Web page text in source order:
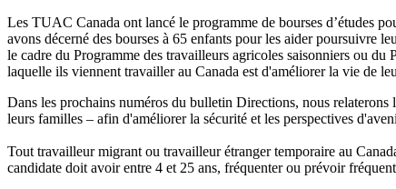
Les TUAC Canada ont lancé le programme de bourses d’études
avons décerné des bourses à 65 enfants pour les aider poursuivre
le cadre du Programme des travailleurs agricoles saisonniers ou
laquelle ils viennent travailler au Canada est d'améliorer la vie de
Dans les prochains numéros du bulletin Directions, nous
leurs familles – afin d'améliorer la sécurité et les perspectives
Tout travailleur migrant ou travailleur étranger temporaire au
candidate doit avoir entre 4 et 25 ans, fréquenter ou prévoir